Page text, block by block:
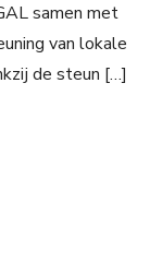
samen met
van lokale
de steun […]